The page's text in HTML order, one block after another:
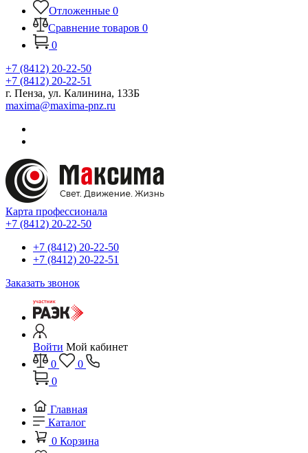
Отложенные 0
Сравнение товаров 0
0
+7 (8412) 20-22-50
+7 (8412) 20-22-51
г. Пенза, ул. Калинина, 133Б
maxima@maxima-pnz.ru
Карта профессионала
+7 (8412) 20-22-50
+7 (8412) 20-22-50
+7 (8412) 20-22-51
Заказать звонок
Войти Мой кабинет
0
0
0
Главная
Каталог
0 Корзина